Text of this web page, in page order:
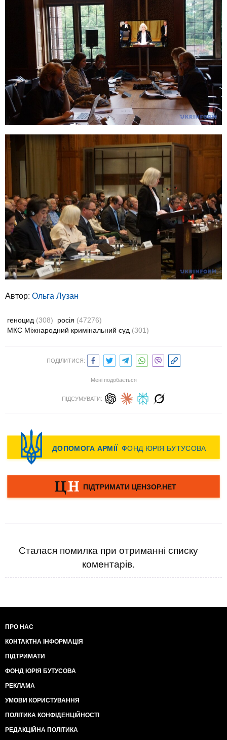
Автор: Ольга Лузан
геноцид (308) росія (47276)
МКС Міжнародний кримінальний суд (301)
ПОДІЛИТИСЯ:
Мені подобається
ПІДСУМУВАТИ:
Сталася помилка при отриманні списку
коментарів.
ПРО НАС
КОНТАКТНА ІНФОРМАЦІЯ
ПІДТРИМАТИ
ФОНД ЮРІЯ БУТУСОВА
РЕКЛАМА
УМОВИ КОРИСТУВАННЯ
ПОЛІТИКА КОНФІДЕНЦІЙНОСТІ
РЕДАКЦІЙНА ПОЛІТИКА